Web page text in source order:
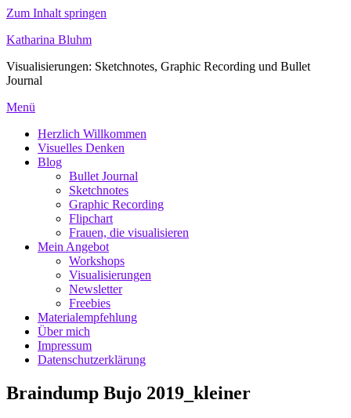
Zum Inhalt springen
Katharina Bluhm
Visualisierungen: Sketchnotes, Graphic Recording und Bullet
Journal
Menü
Herzlich Willkommen
Visuelles Denken
Blog
Bullet Journal
Sketchnotes
Graphic Recording
Flipchart
Frauen, die visualisieren
Mein Angebot
Workshops
Visualisierungen
Newsletter
Freebies
Materialempfehlung
Über mich
Impressum
Datenschutzerklärung
Braindump Bujo 2019_kleiner